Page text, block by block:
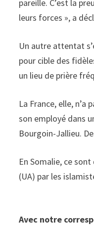
pareille. C’est la
leurs forces », a
Un autre attentat
pour cible des
un lieu de prière
La France, elle,
son employé dans
Bourgoin-Jallieu.
En Somalie, ce
(UA) par les
Avec notre